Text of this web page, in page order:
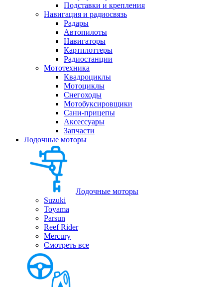
Подставки и крепления
Навигация и радиосвязь
Радары
Автопилоты
Навигаторы
Картплоттеры
Радиостанции
Мототехника
Квадроциклы
Мотоциклы
Снегоходы
Мотобуксировщики
Сани-прицепы
Аксессуары
Запчасти
Лодочные моторы
Лодочные моторы
Suzuki
Toyama
Parsun
Reef Rider
Mercury
Смотреть все